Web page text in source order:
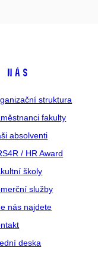
nás
struktura
fakulty
absolventi
/ HR Award
školy
služby
nás najdete
deska